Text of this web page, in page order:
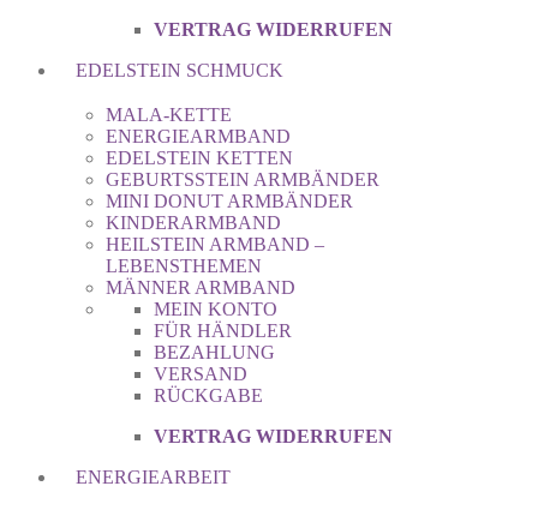
VERTRAG WIDERRUFEN
EDELSTEIN SCHMUCK
MALA-KETTE
ENERGIEARMBAND
EDELSTEIN KETTEN
GEBURTSSTEIN ARMBÄNDER
MINI DONUT ARMBÄNDER
KINDERARMBAND
HEILSTEIN ARMBAND –
LEBENSTHEMEN
MÄNNER ARMBAND
MEIN KONTO
FÜR HÄNDLER
BEZAHLUNG
VERSAND
RÜCKGABE
VERTRAG WIDERRUFEN
ENERGIEARBEIT